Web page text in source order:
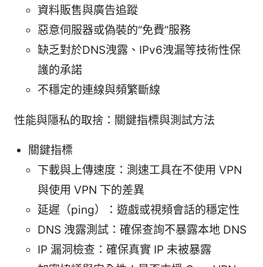
資料販售與廣告追蹤
惡意伺服器或偽裝的“免費”服務
缺乏對於DNS洩露、IPv6洩漏等技術性保
護的承諾
不穩定的連線與頻繁斷線
性能與隱私的取捨：關鍵指標與測試方法
關鍵指標
下載與上傳速度：測速工具在不使用 VPN
與使用 VPN 下的差異
延遲（ping）：遊戲或視頻會話的穩定性
DNS 洩露測試：確保查詢不暴露本地 DNS
IP 漏洞檢查：確保真實 IP 未被暴露